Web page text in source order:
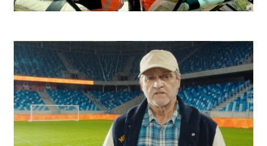
Niké Futbal